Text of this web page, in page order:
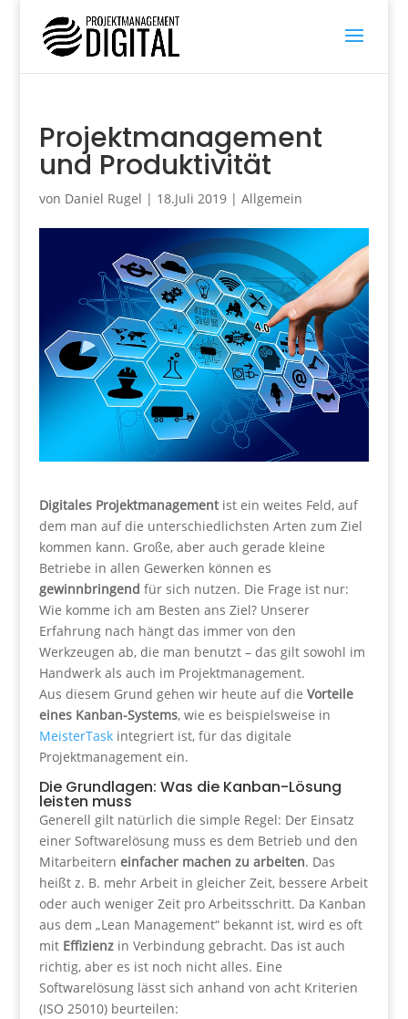
Projektmanagement
und Produktivität
von Daniel Rugel | 18.Juli 2019| Allgemein
Digitales Projektmanagementist ein weites Feld, auf
dem man auf die unterschiedlichsten Arten zum Ziel
kommen kann. Große, aber auch gerade kleine
Betriebe in allen Gewerken können es
gewinnbringend für sich nutzen. Die Frage ist nur:
Wie komme ich am Besten ans Ziel? Unserer
Erfahrung nach hängt das immer von den
Werkzeugen ab, die man benutzt – das gilt sowohl im
Handwerk als auch im Projektmanagement.
Aus diesem Grund gehen wir heute auf die Vorteile
eines Kanban-Systems, wie es beispielsweise in
MeisterTaskintegriert ist, für das digitale
Projektmanagement ein.
Die Grundlagen: Was die Kanban-Lösung
leisten muss
Generell gilt natürlich die simple Regel: Der Einsatz
einer Softwarelösung muss es dem Betrieb und den
Mitarbeitern einfacher machen zu arbeiten. Das
heißt z. B. mehr Arbeit in gleicher Zeit, bessere Arbeit
oder auch weniger Zeit pro Arbeitsschritt. Da Kanban
aus dem „Lean Management“ bekannt ist, wird es oft
mit Effizienzin Verbindung gebracht. Das ist auch
richtig, aber es ist noch nicht alles. Eine
Softwarelösung lässt sich anhand von acht Kriterien
(ISO 25010) beurteilen: